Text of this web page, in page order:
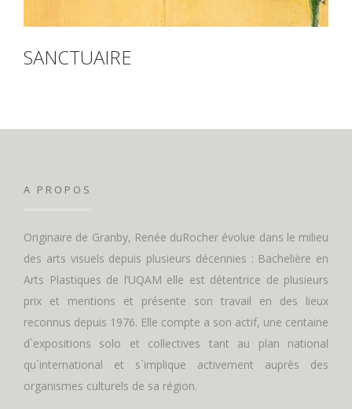
SANCTUAIRE
A PROPOS
Originaire de Granby, Renée duRocher évolue dans le milieu
des arts visuels depuis plusieurs décennies : Bachelière en
Arts Plastiques de l’UQAM elle est détentrice de plusieurs
prix et mentions et présente son travail en des lieux
reconnus depuis 1976. Elle compte a son actif, une centaine
d`expositions solo et collectives tant au plan national
qu`international et s`implique activement auprès des
organismes culturels de sa région.